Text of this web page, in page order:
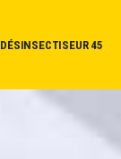
DÉSINSECTISEUR 45